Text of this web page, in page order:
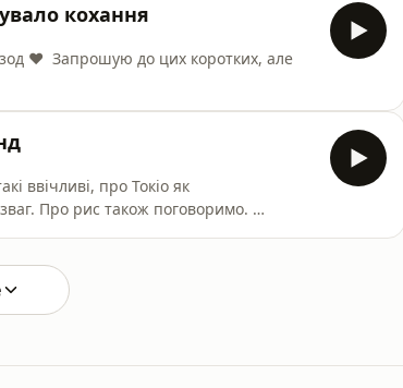
кохання
але
ввічливі, про Токіо як
Про рис також поговоримо.